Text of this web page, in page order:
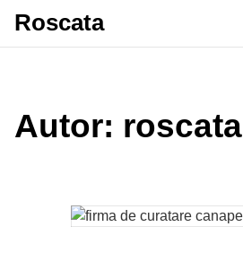
Roscata
Autor: roscata